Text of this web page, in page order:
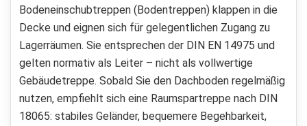
Bodeneinschubtreppen (Bodentreppen) klappen in die
Decke und eignen sich für gelegentlichen Zugang zu
Lagerräumen. Sie entsprechen der DIN EN 14975 und
gelten normativ als Leiter – nicht als vollwertige
Gebäudetreppe. Sobald Sie den Dachboden regelmäßig
nutzen, empfiehlt sich eine Raumspartreppe nach DIN
18065: stabiles Geländer, bequemere Begehbarkeit,